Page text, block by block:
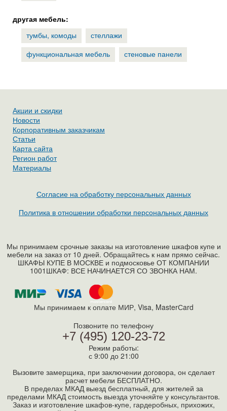
другая мебель:
тумбы, комоды
стеллажи
функциональная мебель
стеновые панели
Акции и скидки
Новости
Корпоративным заказчикам
Статьи
Карта сайта
Регион работ
Материалы
Согласие на обработку персональных данных
Политика в отношении обработки персональных данных
Мы принимаем срочные заказы на изготовление шкафов купе и
мебели на заказ от 10 дней. Обращайтесь к нам прямо сейчас.
ШКАФЫ КУПЕ В МОСКВЕ и подмосковье ОТ КОМПАНИИ
1001ШКАФ: ВСЕ НАЧИНАЕТСЯ СО ЗВОНКА НАМ.
Мы принимаем к оплате МИР, Visa, MasterСard
Позвоните по телефону
+7 (495) 120-23-72
Режим работы:
с 9:00 до 21:00
Вызовите замерщика, при заключении договора, он сделает
расчет мебели БЕСПЛАТНО.
В пределах МКАД выезд бесплатный, для жителей за
пределами МКАД стоимость выезда уточняйте у консультантов.
Заказ и изготовление шкафов-купе, гардеробных, прихожих,